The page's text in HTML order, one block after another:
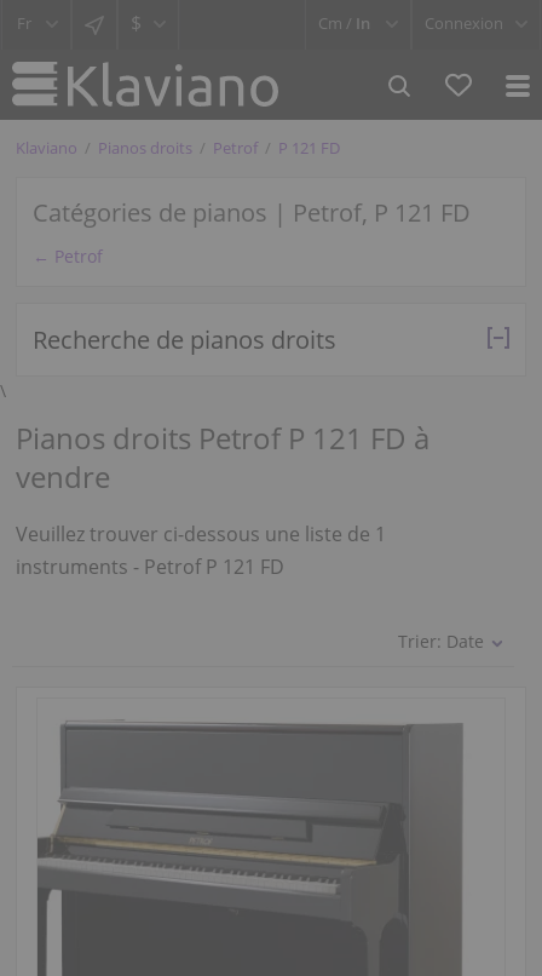
$ Cm / In Connexion
Klaviano Pianos droits Petrof P 121 FD
Catégories de pianos | Petrof, P 121 FD
← Petrof
Recherche de pianos droits
\
Pianos droits Petrof P 121 FD à
vendre
Veuillez trouver ci-dessous une liste de 1
instruments - Petrof P 121 FD
Trier: Date